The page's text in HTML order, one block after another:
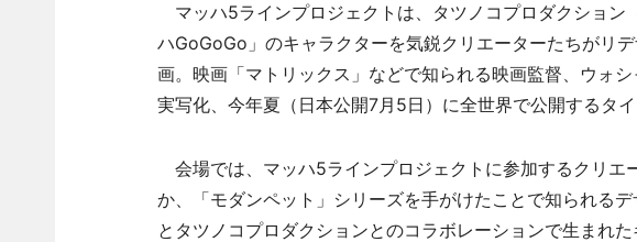
マッハ5ラインプロジェクトは、タツノコプロダクション
ハGoGoGo」のキャラクターを気鋭クリエーターたちがリ
画。映画「マトリックス」などで知られる映画監督、ウォ
実写化、今年夏（日本公開7月5日）に全世界で公開するタ
会場では、マッハ5ラインプロジェクトに参加するクリエ
か、「モダンペット」シリーズを手がけたことで知られる
とタツノコプロダクションとのコラボレーションで生まれ